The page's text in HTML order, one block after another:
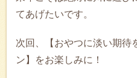
てあげたいです。
次回、【おやつに淡い期待
ン】をお楽しみに！